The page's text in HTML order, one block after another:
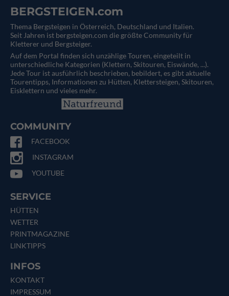
BERGSTEIGEN.com
Thema Bergsteigen in Österreich, Deutschland und Italien.
Seit Jahren ist bergsteigen.com die größte Community für
Kletterer und Bergsteiger.
Auf dem Portal finden sich unzählige Touren, eingeteilt in
unterschiedliche Kategorien (Klettern, Skitouren, Eiswände, ...).
Jede Tour ist ausführlich beschrieben, bebildert, es gibt aktuelle
Tourentipps, Informationen zu Hütten, Klettersteigen, Skitouren,
Eisklettern und vieles mehr.
COMMUNITY
FACEBOOK
INSTAGRAM
YOUTUBE
SERVICE
HÜTTEN
WETTER
PRINTMAGAZINE
LINKTIPPS
INFOS
KONTAKT
IMPRESSUM